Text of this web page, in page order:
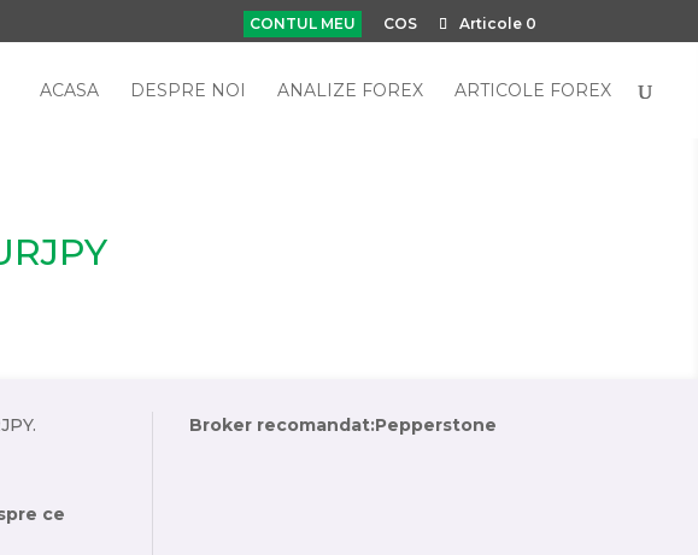
CONTUL MEU COS Articole 0
ACASA DESPRE NOI ANALIZE FOREX ARTICOLE FOREX
ce
Broker recomandat:Pepperstone